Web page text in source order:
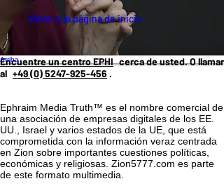
Volver a la página de inicio
Arriba
Encuentre un centro EPHI cerca de usted. O llamar
al +49 (0) 5247-925-456 .
Ephraim Media Truth™ es el nombre comercial de
una asociación de empresas digitales de los EE.
UU., Israel y varios estados de la UE, que está
comprometida con la información veraz centrada
en Zion sobre importantes cuestiones políticas,
económicas y religiosas. Zion5777.com es parte
de este formato multimedia.